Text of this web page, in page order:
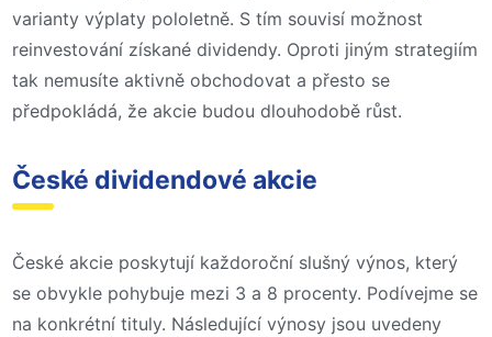
varianty výplaty pololetně. S tím souvisí možnost
reinvestování získané dividendy. Oproti jiným strategiím
tak nemusíte aktivně obchodovat a přesto se
předpokládá, že akcie budou dlouhodobě růst.
České dividendové akcie
České akcie poskytují každoroční slušný výnos, který
se obvykle pohybuje mezi 3 a 8 procenty. Podívejme se
na konkrétní tituly. Následující výnosy jsou uvedeny